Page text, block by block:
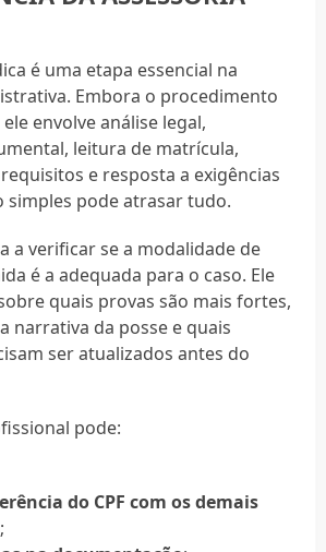
é uma etapa essencial na
Embora o procedimento
envolve análise legal,
leitura de matrícula,
e resposta a exigências
simples pode atrasar tudo.
a verificar se a modalidade de
é a adequada para o caso. Ele
quais provas são mais fortes,
narrativa da posse e quais
ser atualizados antes do
pode:
do CPF com os demais
;